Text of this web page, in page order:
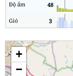
Độ ẩm 48
Gió 3
+
−